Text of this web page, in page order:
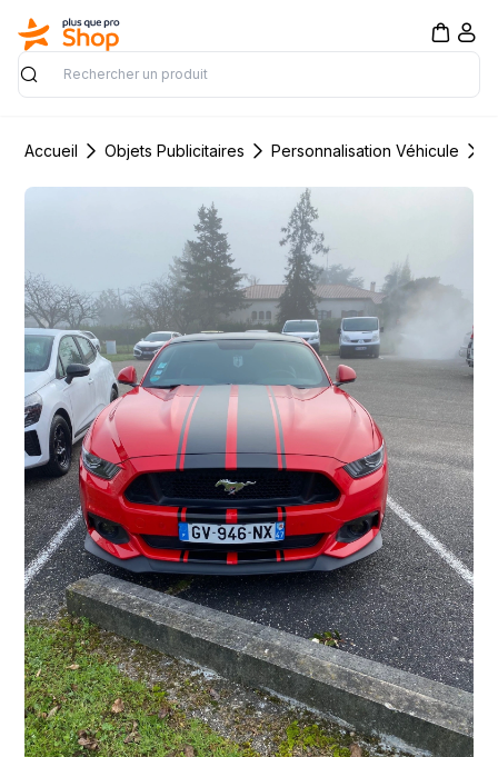
Rechercher
Accueil Objets Publicitaires Personnalisation Véhicule